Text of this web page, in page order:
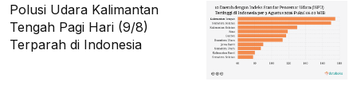
Polusi Udara Kalimantan
Tengah Pagi Hari (9/8)
Terparah di Indonesia